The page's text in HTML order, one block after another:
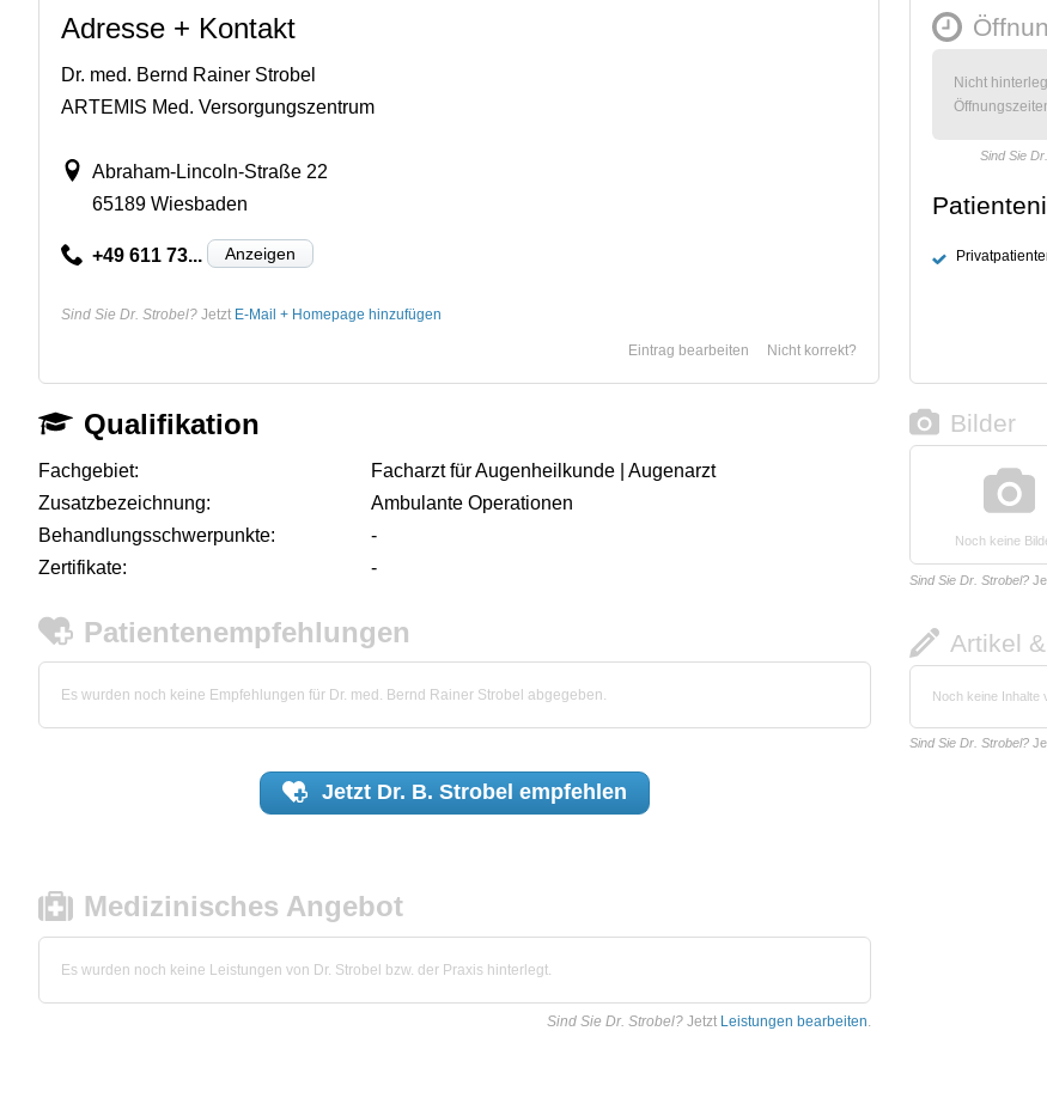
Adresse + Kontakt
Dr. med. Bernd Rainer Strobel
ARTEMIS Med. Versorgungszentrum
Abraham-Lincoln-Straße 22
65189 Wiesbaden
+49 611 73... Anzeigen
Sind Sie Dr. Strobel? Jetzt E-Mail + Homepage hinzufügen
Nicht korrekt?
Eintrag bearbeiten
Nicht
Sind Sie
Qualifikation
Fachgebiet:
Facharzt für Augenheilkunde | Augenarzt
Zusatzbezeichnung:
Ambulante Operationen
Behandlungsschwerpunkte:
-
Zertifikate:
-
Patientenempfehlungen
Es wurden noch keine Empfehlungen für Dr. med. Bernd Rainer Strobel abgegeben.
Jetzt Dr. B. Strobel empfehlen
Medizinisches Angebot
Es wurden noch keine Leistungen von Dr. Strobel bzw. der Praxis hinterlegt.
Sind Sie Dr. Strobel? Jetzt Leistungen bearbeiten.
Bilder
Noch keine
Sind Sie Dr. Strobel?
Artikel
Noch keine Inhalte
Sind Sie Dr. Strobel?